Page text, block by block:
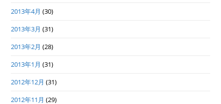
2013年4月 (30)
2013年3月 (31)
2013年2月 (28)
2013年1月 (31)
2012年12月 (31)
2012年11月 (29)